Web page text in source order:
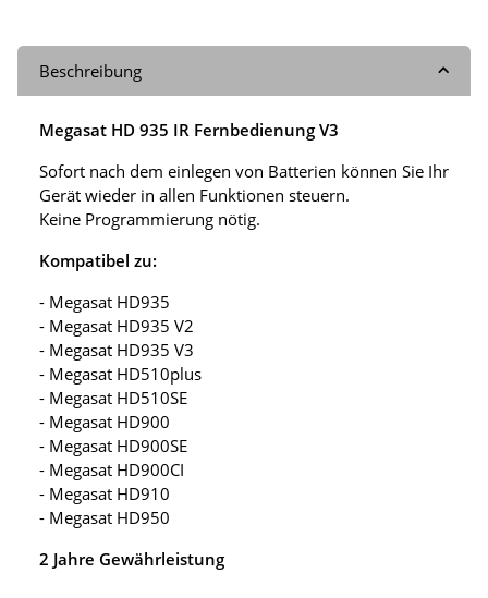
Beschreibung
Megasat HD 935 IR Fernbedienung V3
Sofort nach dem einlegen von Batterien können Sie Ihr
Gerät wieder in allen Funktionen steuern.
Keine Programmierung nötig.
Kompatibel zu:
- Megasat HD935
- Megasat HD935 V2
- Megasat HD935 V3
- Megasat HD510plus
- Megasat HD510SE
- Megasat HD900
- Megasat HD900SE
- Megasat HD900CI
- Megasat HD910
- Megasat HD950
2 Jahre Gewährleistung